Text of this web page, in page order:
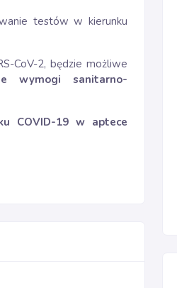
testów w kierunku
CoV-2, będzie możliwe
wymogi sanitarno-
COVID-19 w aptece